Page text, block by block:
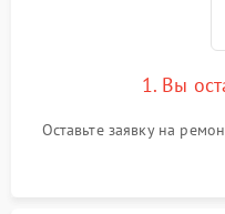
1. Вы
Оставьте заявку на